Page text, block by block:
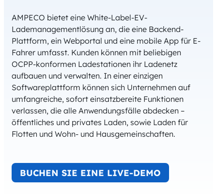
AMPECO bietet eine White-Label-EV-
Lademanagementlösung an, die eine Backend-
Plattform, ein Webportal und eine mobile App für E-
Fahrer umfasst. Kunden können mit beliebigen
OCPP-konformen Ladestationen ihr Ladenetz
aufbauen und verwalten. In einer einzigen
Softwareplattform können sich Unternehmen auf
umfangreiche, sofort einsatzbereite Funktionen
verlassen, die alle Anwendungsfälle abdecken –
öffentliches und privates Laden, sowie Laden für
Flotten und Wohn- und Hausgemeinschaften.
BUCHEN SIE EINE LIVE-DEMO